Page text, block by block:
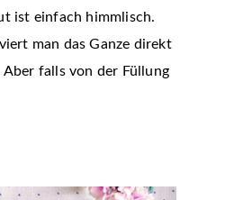
ist einfach himmlisch.
man das Ganze direkt
Aber falls von der Füllung